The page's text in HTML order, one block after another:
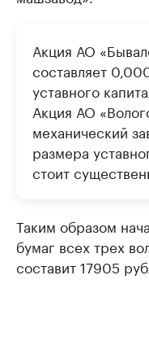
Акция АО
составляет
уставного
Акция АО
механический
размера
стоит
Таким образом
бумаг всех трех
составит 17905